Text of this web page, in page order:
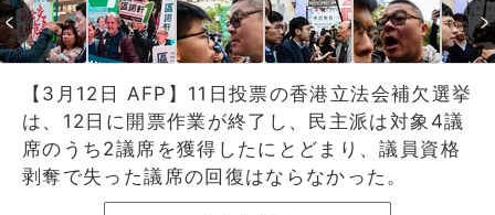
【3月12日 AFP】11日投票の香港立法会補欠選挙
は、12日に開票作業が終了し、民主派は対象4議
席のうち2議席を獲得したにとどまり、議員資格
剥奪で失った議席の回復はならなかった。